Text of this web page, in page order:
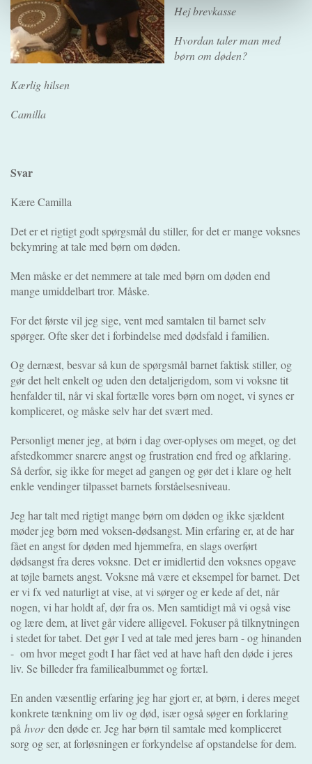
Hej brevkasse
Hvordan taler man med
børn om døden?
Kærlig hilsen
Camilla
Svar
Kære Camilla
Det er et rigtigt godt spørgsmål du stiller, for det er mange voksnes
bekymring at tale med børn om døden.
Men måske er det nemmere at tale med børn om døden end
mange umiddelbart tror. Måske.
For det første vil jeg sige, vent med samtalen til barnet selv
spørger. Ofte sker det i forbindelse med dødsfald i familien.
Og dernæst, besvar så kun de spørgsmål barnet faktisk stiller, og
gør det helt enkelt og uden den detaljerigdom, som vi voksne tit
henfalder til, når vi skal fortælle vores børn om noget, vi synes er
kompliceret, og måske selv har det svært med.
Personligt mener jeg, at børn i dag over-oplyses om meget, og det
afstedkommer snarere angst og frustration end fred og afklaring.
Så derfor, sig ikke for meget ad gangen og gør det i klare og helt
enkle vendinger tilpasset barnets forståelsesniveau.
Jeg har talt med rigtigt mange børn om døden og ikke sjældent
møder jeg børn med voksen-dødsangst. Min erfaring er, at de har
fået en angst for døden med hjemmefra, en slags overført
dødsangst fra deres voksne. Det er imidlertid den voksnes opgave
at tøjle barnets angst. Voksne må være et eksempel for barnet. Det
er vi fx ved naturligt at vise, at vi sørger og er kede af det, når
nogen, vi har holdt af, dør fra os. Men samtidigt må vi også vise
og lære dem, at livet går videre alligevel. Fokuser på tilknytningen
i stedet for tabet. Det gør I ved at tale med jeres barn - og hinanden
- om hvor meget godt I har fået ved at have haft den døde i jeres
liv. Se billeder fra familiealbummet og fortæl.
En anden væsentlig erfaring jeg har gjort er, at børn, i deres meget
konkrete tænkning om liv og død, især også søger en forklaring
på hvorden døde er. Jeg har børn til samtale med kompliceret
sorg og ser, at forløsningen er forkyndelse af opstandelse for dem.